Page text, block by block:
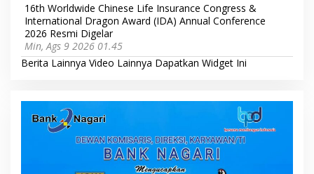
16th Worldwide Chinese Life Insurance Congress &
International Dragon Award (IDA) Annual Conference
2026 Resmi Digelar
Min, Ags 9 2026 01.45
Berita Lainnya Video Lainnya Dapatkan Widget Ini